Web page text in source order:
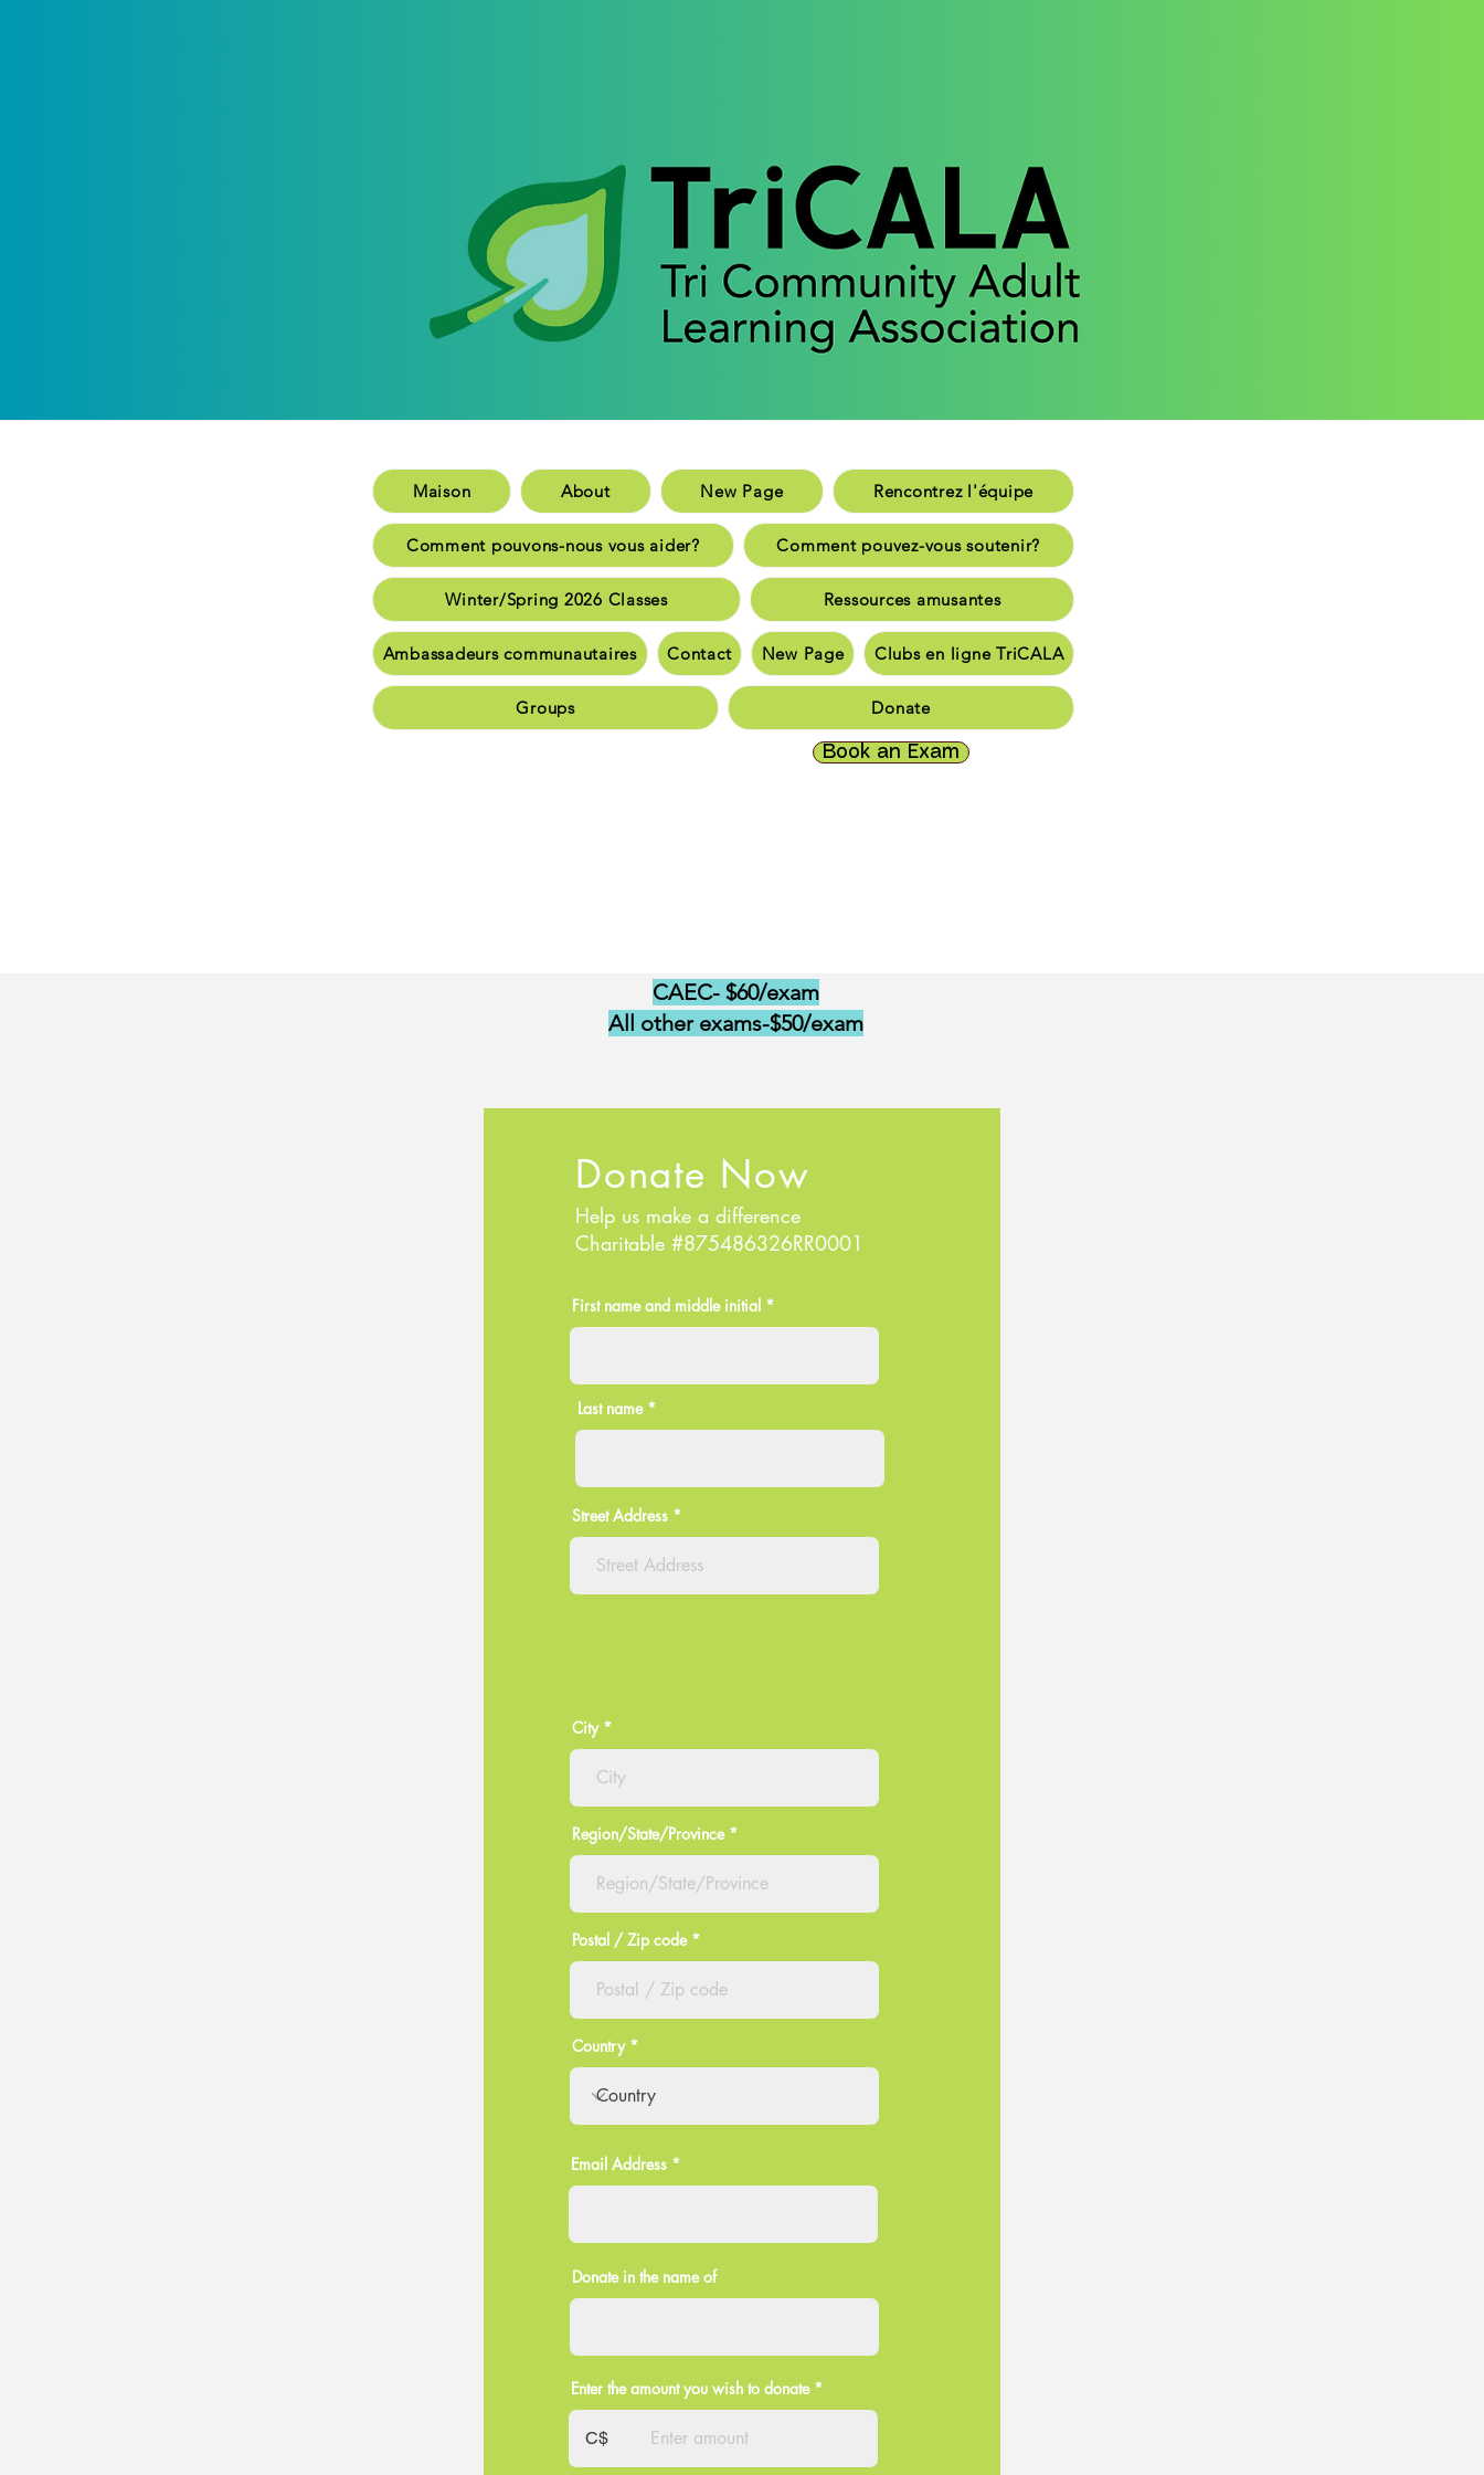
Maison New Page Rencontrez l'équipe
Comment pouvons-nous vous aider? Comment pouvez-vous soutenir?
Winter/Spring 2026 Classes Ressources amusantes
Ambassadeurs communautaires Communauté et soutien
Communauté et soutien Communauté et soutien
Clubs en ligne TriCALA Groups Donate
CAEC- $60/exam
All other exams-$50/exam
Maison About New Page Rencontrez l'équipe
Comment pouvons-nous vous aider? Comment pouvez-vous soutenir?
Winter/Spring 2026 Classes Ressources amusantes
Ambassadeurs communautaires Contact New Page Clubs en ligne TriCALA
Groups Donate
Book an Exam
Donate Now
Help us make a difference
Charitable #875486326RR0001
First name and middle initial *
Last name *
Street Address
City
Region/State/Province
Postal / Zip code
Country
Email Address
Donate in the name of
Enter the amount you wish to donate
C$